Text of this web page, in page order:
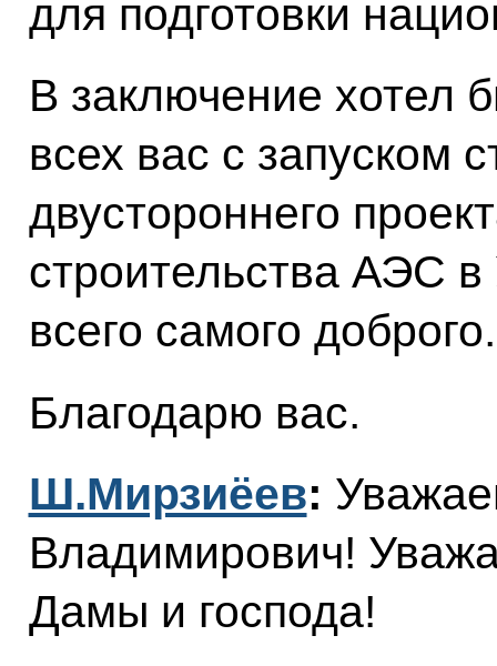
для подготовки
В заключение хотел
всех вас с запуском
двустороннего
строительства АЭС в
всего самого доброго.
Благодарю вас.
Ш.Мирзиёев:
Владимирович!
Дамы и господа!